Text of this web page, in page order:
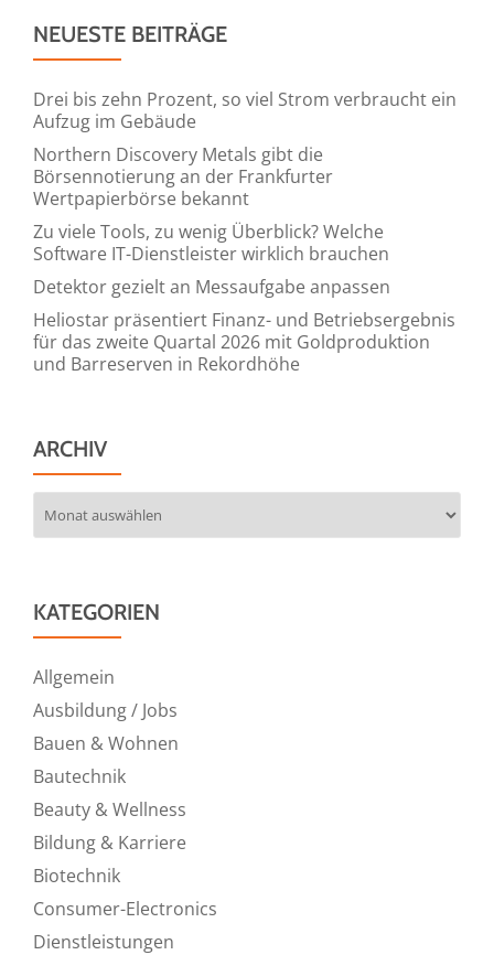
NEUESTE BEITRÄGE
Drei bis zehn Prozent, so viel Strom verbraucht ein
Aufzug im Gebäude
Northern Discovery Metals gibt die
Börsennotierung an der Frankfurter
Wertpapierbörse bekannt
Zu viele Tools, zu wenig Überblick? Welche
Software IT-Dienstleister wirklich brauchen
Detektor gezielt an Messaufgabe anpassen
Heliostar präsentiert Finanz- und Betriebsergebnis
für das zweite Quartal 2026 mit Goldproduktion
und Barreserven in Rekordhöhe
ARCHIV
KATEGORIEN
Allgemein
Ausbildung / Jobs
Bauen & Wohnen
Bautechnik
Beauty & Wellness
Bildung & Karriere
Biotechnik
Consumer-Electronics
Dienstleistungen